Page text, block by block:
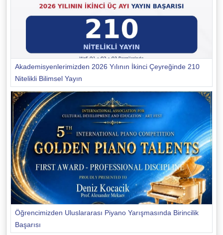
Akademisyenlerimizden 2026 Yılının İkinci Çeyreğinde 210
Nitelikli Bilimsel Yayın
Öğrencimizden Uluslararası Piyano Yarışmasında Birincilik
Başarısı